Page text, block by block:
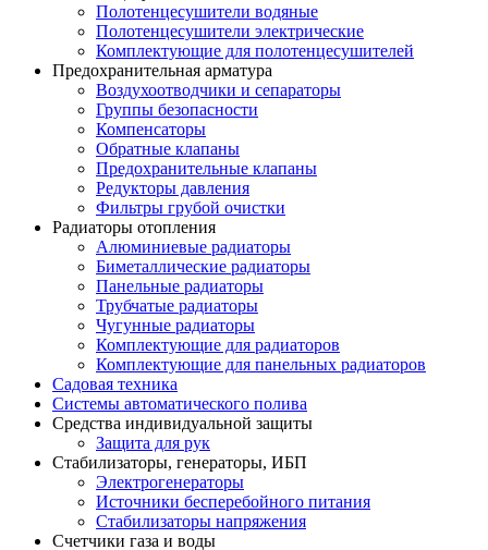
Полотенцесушители водяные
Полотенцесушители электрические
Комплектующие для полотенцесушителей
Предохранительная арматура
Воздухоотводчики и сепараторы
Группы безопасности
Компенсаторы
Обратные клапаны
Предохранительные клапаны
Редукторы давления
Фильтры грубой очистки
Радиаторы отопления
Алюминиевые радиаторы
Биметаллические радиаторы
Панельные радиаторы
Трубчатые радиаторы
Чугунные радиаторы
Комплектующие для радиаторов
Комплектующие для панельных радиаторов
Садовая техника
Системы автоматического полива
Средства индивидуальной защиты
Защита для рук
Стабилизаторы, генераторы, ИБП
Электрогенераторы
Источники бесперебойного питания
Стабилизаторы напряжения
Счетчики газа и воды